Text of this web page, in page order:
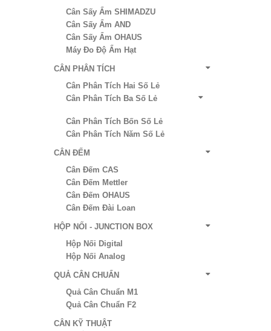
Cân Sấy Ẩm SHIMADZU
Cân Sấy Ẩm AND
Cân Sấy Ẩm OHAUS
Máy Đo Độ Ẩm Hạt
CÂN PHÂN TÍCH
Cân Phân Tích Hai Số Lẻ
Cân Phân Tích Ba Số Lẻ
Cân Phân Tích Bốn Số Lẻ
Cân Phân Tích Năm Số Lẻ
CÂN ĐẾM
Cân Đếm CAS
Cân Đếm Mettler
Cân Đếm OHAUS
Cân Đếm Đài Loan
HỘP NỐI - JUNCTION BOX
Hộp Nối Digital
Hộp Nối Analog
QUẢ CÂN CHUẨN
Quả Cân Chuẩn M1
Quả Cân Chuẩn F2
CÂN KỸ THUẬT